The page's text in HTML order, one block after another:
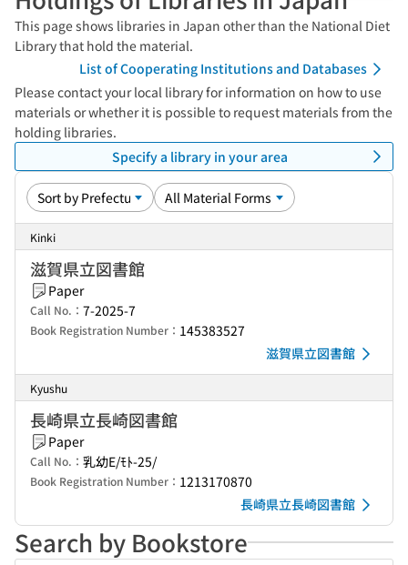
This page shows libraries in Japan other than the National Diet
Library that hold the material.
List of Cooperating Institutions and Databases
Please contact your local library for information on how to use
materials or whether it is possible to request materials from the
holding libraries.
Specify a library in your area
Kinki
滋賀県立図書館
Paper
Call No.： 7-2025-7
Book Registration Number： 145383527
滋賀県立図書館
Kyushu
長崎県立長崎図書館
Paper
Call No.： 乳幼E/ﾓﾄ-25/
Book Registration Number： 1213170870
長崎県立長崎図書館
Search by Bookstore